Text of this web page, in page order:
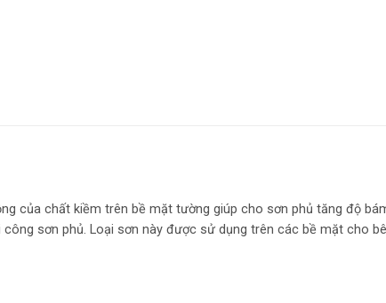
của chất kiềm trên bề mặt tường giúp cho sơn phủ tăng độ
sơn phủ. Loại sơn này được sử dụng trên các bề mặt cho